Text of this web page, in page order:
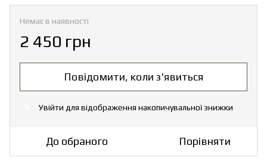
Немає в наявності
2 450 грн
Повідомити, коли з'явиться
Увійти для відображення накопичувальної знижки
До обраного Порівняти